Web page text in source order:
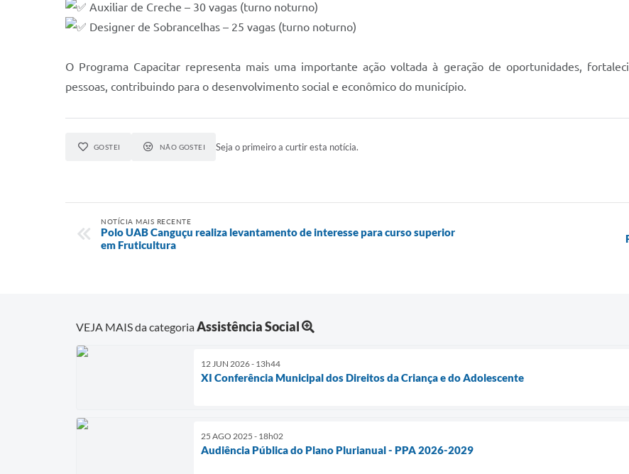
Auxiliar de Creche – 30 vagas (turno noturno)
Designer de Sobrancelhas – 25 vagas (turno noturno)
O Programa Capacitar representa mais uma importante ação voltada à geração de oportunidades,
pessoas, contribuindo para o desenvolvimento social e econômico do município.
GOSTEI NÃO GOSTEI Seja o primeiro a curtir esta notícia.
NOTÍCIA MAIS RECENTE
Polo UAB Canguçu realiza levantamento de interesse para curso superior
em Fruticultura
VEJA MAIS da categoriaAssistência Social
12 JUN 2026 - 13h44
XI Conferência Municipal dos Direitos da Criança e do Adolescente
25 AGO 2025 - 18h02
Audiência Pública do Plano Plurianual - PPA 2026-2029